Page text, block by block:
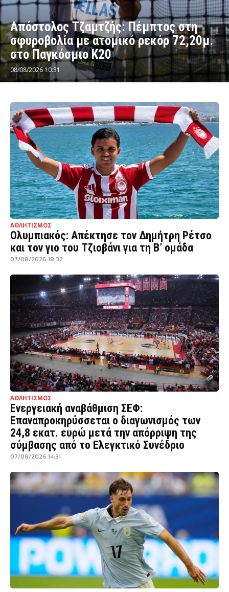
Απόστολος Τζαμτζής: Πέμπτος στη
σφυροβολία με ατομικό ρεκόρ 72,20μ.
στο Παγκόσμιο Κ20
08/08/2026 10:31
ΑΘΛΗΤΙΣΜΟΣ
Ολυμπιακός: Απέκτησε τον Δημήτρη Ρέτσο
και τον γιο του Τζιοβάνι για τη Β’ ομάδα
07/08/2026 18:32
ΑΘΛΗΤΙΣΜΟΣ
Ενεργειακή αναβάθμιση ΣΕΦ:
Επαναπροκηρύσσεται ο διαγωνισμός των
24,8 εκατ. ευρώ μετά την απόρριψη της
σύμβασης από το Ελεγκτικό Συνέδριο
07/08/2026 14:31